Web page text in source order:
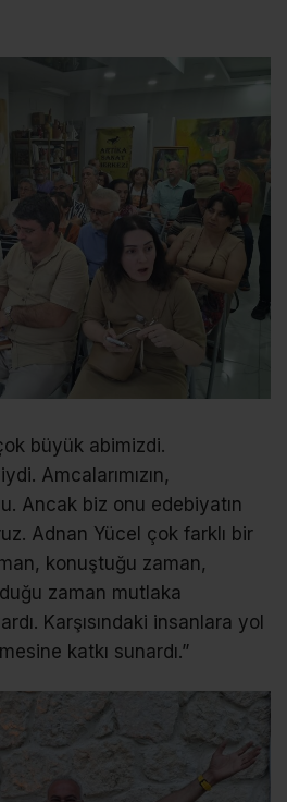
büyük abimizdi.
Amcalarımızın,
Ancak biz onu edebiyatın
Adnan Yücel çok farklı bir
konuştuğu zaman,
zaman mutlaka
Karşısındaki insanlara yol
katkı sunardı.”